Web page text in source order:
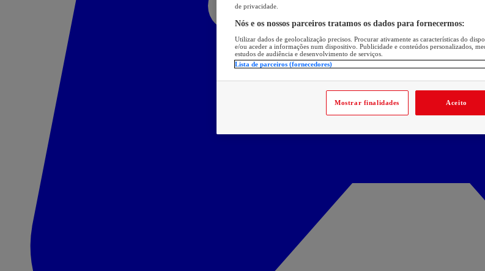
de privacidade.
Nós e os nossos parceiros tratamos os dados para fornecermos:
Utilizar dados de geolocalização precisos. Procurar ativamente as características do
e/ou aceder a informações num dispositivo. Publicidade e conteúdos personalizados,
estudos de audiência e desenvolvimento de serviços.
Lista de parceiros (fornecedores)
Mostrar finalidades Aceito